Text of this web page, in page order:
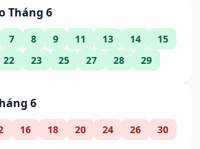
Tháng 6
7 8 9 11 13 14
15
22 23 25 27 28 29
6
16 18 20 24 26 30